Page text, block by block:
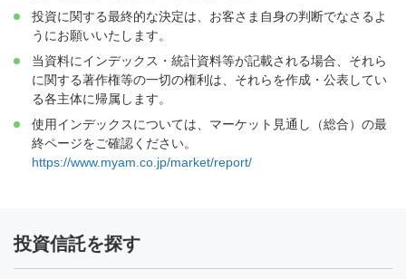
投資に関する最終的な決定は、お客さま自身の判断でなさるよ
うにお願いいたします。
当資料にインデックス・統計資料等が記載される場合、それら
に関する著作権等の一切の権利は、それらを作成・公表してい
る各主体に帰属します。
使用インデックスについては、マーケット見通し（総合）の最
終ページをご確認ください。
https://www.myam.co.jp/market/report/
投資信託を探す